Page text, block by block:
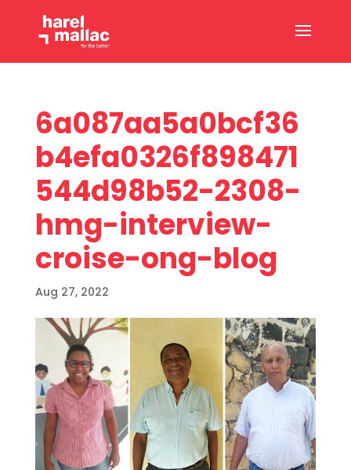
6a087aa5a0bcf36
b4efa0326f898471
544d98b52-2308-
hmg-interview-
croise-ong-blog
Aug 27, 2022